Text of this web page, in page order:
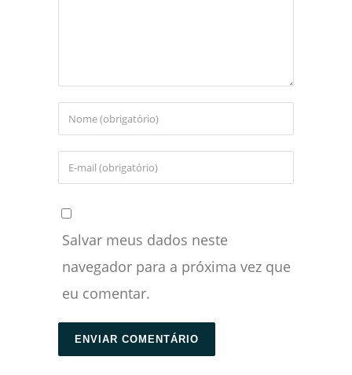
Salvar meus dados neste
navegador para a próxima vez que
eu comentar.